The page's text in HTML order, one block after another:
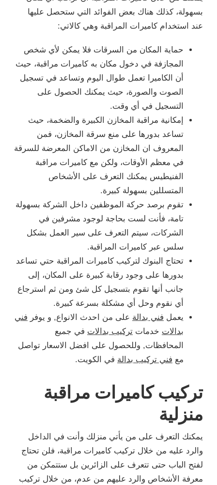
بسهولة، كذلك هناك بعض الفوائد التي ستحصل عليها
عند استخدام كاميرات المراقبة وهي كالاتي:
حماية المكان من السرقات فلا يمكن لأي شخص
المجازفة في دخول مكان به كاميرات مراقبة، حيث
أن الكاميرا تعمل طوال اليوم وتساعد في تسجيل
الصوت والصورة، حيث يمكنك الحصول على
التسجيل في أي وقت.
إمكانية مراقبة المخازن الكبيرة والضخمة، حيث
تساعد بدورها على منع سرقة المخازن، فمن
المعروف ان المخازن من الاماكن المعرضة للسرقة
في معظم الأوقات، ولكن مع كاميرات مراقبة
الفنيطيس يمكنك التعرف على الأشخاص
المتسللين بسهولة كبيرة.
تقوم برصد حركة الموظفين داخل الشركة بسهولة
تامة، فأنت لست بحاجة لوجود مشرفين في
الشركات، سيتم التعرف على سير العمل بشكل
سلس عبر كاميرات المراقبة.
تحتاج البنوك لتركيب كاميرات المراقبة حتي تساعد
بدورها على وجود رقابة كبيرة على المكان، إلى
جانب أنها تقوم بتسجيل كل شئ ومن ثم استرجاع
أي نقوم وحل أي مشكلة بسرعة كبيرة.
يعمل فني بدالة على من احدث الانواع, و يوفر فني
بدالات خدمات تركيب بدالات في جميع
المحافظات, وللحصول على افضل الاسعار تواصل
مع فني تركيب بدالة في الكويت.
تركيب كاميرات مراقبة
منزلية
يمكنك التعرف على من يأتي منزلك وأنت في الداخل
والرد عليه من خلال تركيب كاميرات مراقبة، فلن تحتاج
لفتح الباب حتى تتعرف على الزائرين بل ستتمكن من
معرفة الأشخاص والرد عليهم من عدم، من خلال تركيب